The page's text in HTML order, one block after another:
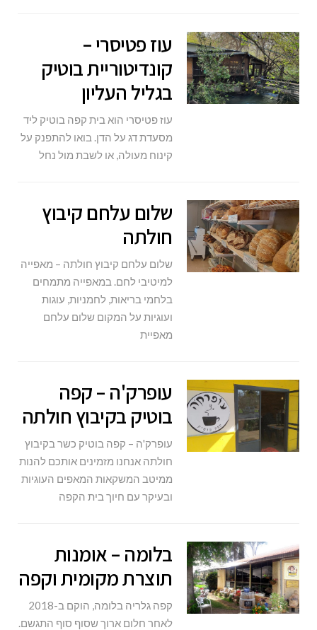
עוז פטיסרי –
קונדיטוריית בוטיק
בגליל העליון
עוז פטיסרי הוא בית קפה בוטיק ליד
מסעדת דג על הדן. בואו להתפנק על
קינוח מעולה, או לשבת מול נחל
שלום עלחם קיבוץ
חולתה
שלום עלחם קיבוץ חולתה – מאפייה
למיטיבי לחם. במאפייה מתמחים
בלחמי בריאות, לחמניות, עוגות
ועוגיות על המקום שלום עלחם
מאפיית
עופרק'ה – קפה
בוטיק בקיבוץ חולתה
עופרק'ה – קפה בוטיק כשר בקיבוץ
חולתה אנחנו מזמינים אותכם להנות
ממיטב המשקאות המאפים העוגיות
ובעיקר עם חיוך בית הקפה
בלומה – אומנות
תוצרת מקומית וקפה
קפה גלריה בלומה, הוקם ב-2018
לאחר חלום ארוך שסוף סוף התגשם.